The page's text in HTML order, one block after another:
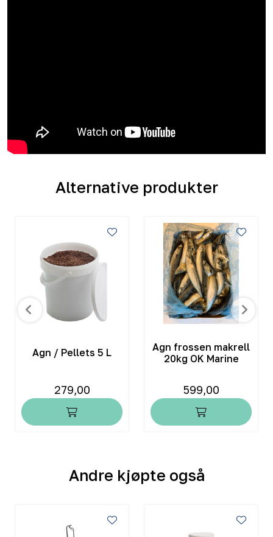
Alternative produkter
Agn / Pellets 5 L
279,00
Agn frossen makrell
20kg OK Marine
599,00
Andre kjøpte også